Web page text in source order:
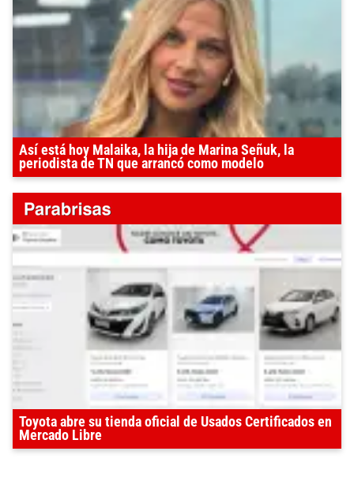
Así está hoy Malaika, la hija de Marina Señuk, la
periodista de TN que arrancó como modelo
Toyota abre su tienda oficial de Usados Certificados en
Mercado Libre